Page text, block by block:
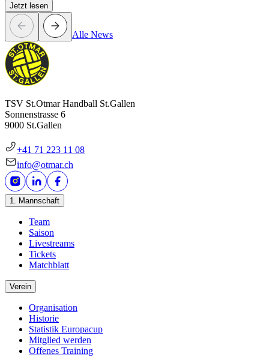
Jetzt lesen
Alle News
TSV St.Otmar Handball St.Gallen
Sonnenstrasse 6
9000 St.Gallen
+41 71 223 11 08
info@otmar.ch
1. Mannschaft
Team
Saison
Livestreams
Tickets
Matchblatt
Verein
Organisation
Historie
Statistik Europacup
Mitglied werden
Offenes Training